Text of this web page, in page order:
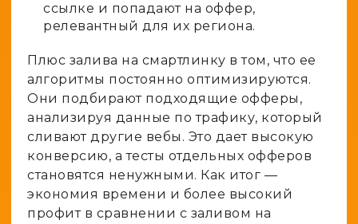
ссылке и попадают на оффер,
релевантный для их региона.
Плюс залива на смартлинку в том, что ее
алгоритмы постоянно оптимизируются.
Они подбирают подходящие офферы,
анализируя данные по трафику, который
сливают другие вебы. Это дает высокую
конверсию, а тесты отдельных офферов
становятся ненужными. Как итог —
экономия времени и более высокий
профит в сравнении с заливом на